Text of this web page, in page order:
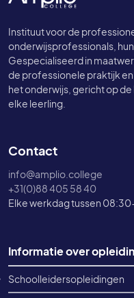
Instituut voor de
onderwijsprofessionals,
Gespecialiseerd in
de professionele praktijk
het onderwijs, gericht op
elke leerling.
Contact
info@amplio.college
+31(0)88 405 58 40
Elke werkdag tussen
Footer informatie
Informatie over
Schoolleidersopleidingen